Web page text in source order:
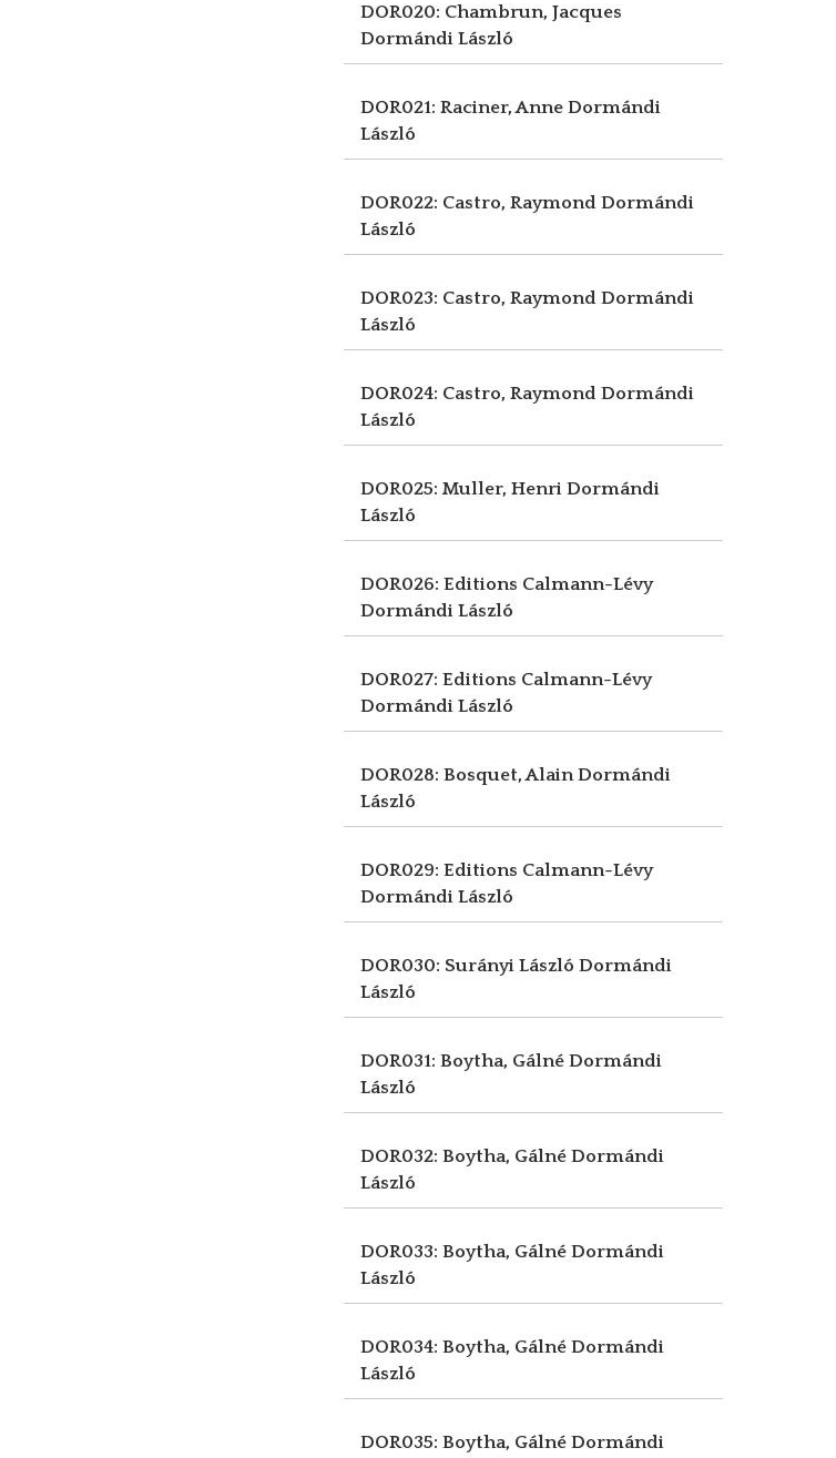
DOR020: Chambrun, Jacques
Dormándi László
DOR021: Raciner, Anne Dormándi
László
DOR022: Castro, Raymond Dormándi
László
DOR023: Castro, Raymond Dormándi
László
DOR024: Castro, Raymond Dormándi
László
DOR025: Muller, Henri Dormándi
László
DOR026: Editions Calmann-Lévy
Dormándi László
DOR027: Editions Calmann-Lévy
Dormándi László
DOR028: Bosquet, AlainDormándi
László
DOR029: Editions Calmann-Lévy
Dormándi László
DOR030: Surányi László Dormándi
László
DOR031: Boytha, Gálné Dormándi
László
DOR032: Boytha, Gálné Dormándi
László
DOR033: Boytha, Gálné Dormándi
László
DOR034: Boytha, Gálné Dormándi
László
DOR035: Boytha, Gálné Dormándi